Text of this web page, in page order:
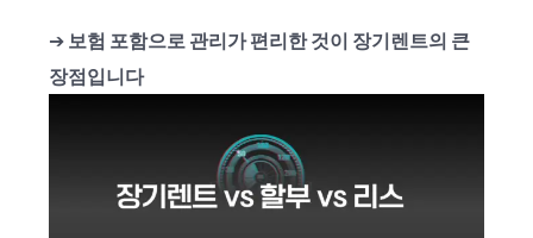
➔보험 포함으로 관리가 편리한 것이 장기렌트의 큰
장점입니다